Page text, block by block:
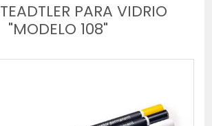
PARA VIDRIO
"MODELO 108"